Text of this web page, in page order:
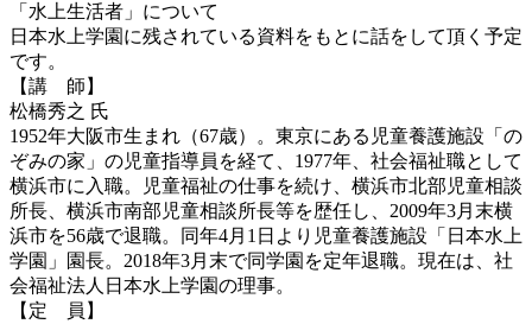
「水上生活者」について
日本水上学園に残されている資料をもとに話をして頂く予定
です。
【講 師】
松橋秀之 氏
1952年大阪市生まれ（67歳）。東京にある児童養護施設「の
ぞみの家」の児童指導員を経て、1977年、社会福祉職として
横浜市に入職。児童福祉の仕事を続け、横浜市北部児童相談
所長、横浜市南部児童相談所長等を歴任し、2009年3月末横
浜市を56歳で退職。同年4月1日より児童養護施設「日本水上
学園」園長。2018年3月末で同学園を定年退職。現在は、社
会福祉法人日本水上学園の理事。
【定 員】